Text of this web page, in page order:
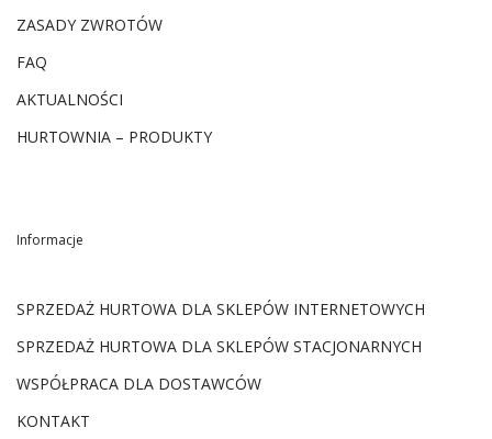
ZASADY ZWROTÓW
FAQ
AKTUALNOŚCI
HURTOWNIA – PRODUKTY
Informacje
SPRZEDAŻ HURTOWA DLA SKLEPÓW INTERNETOWYCH
SPRZEDAŻ HURTOWA DLA SKLEPÓW STACJONARNYCH
WSPÓŁPRACA DLA DOSTAWCÓW
KONTAKT